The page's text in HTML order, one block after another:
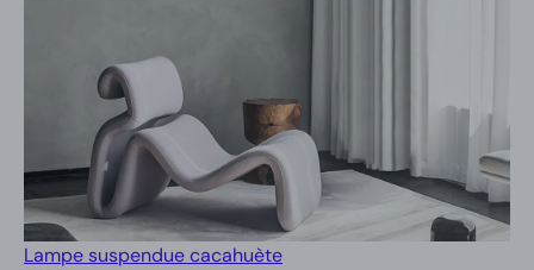
Lampe suspendue cacahuète